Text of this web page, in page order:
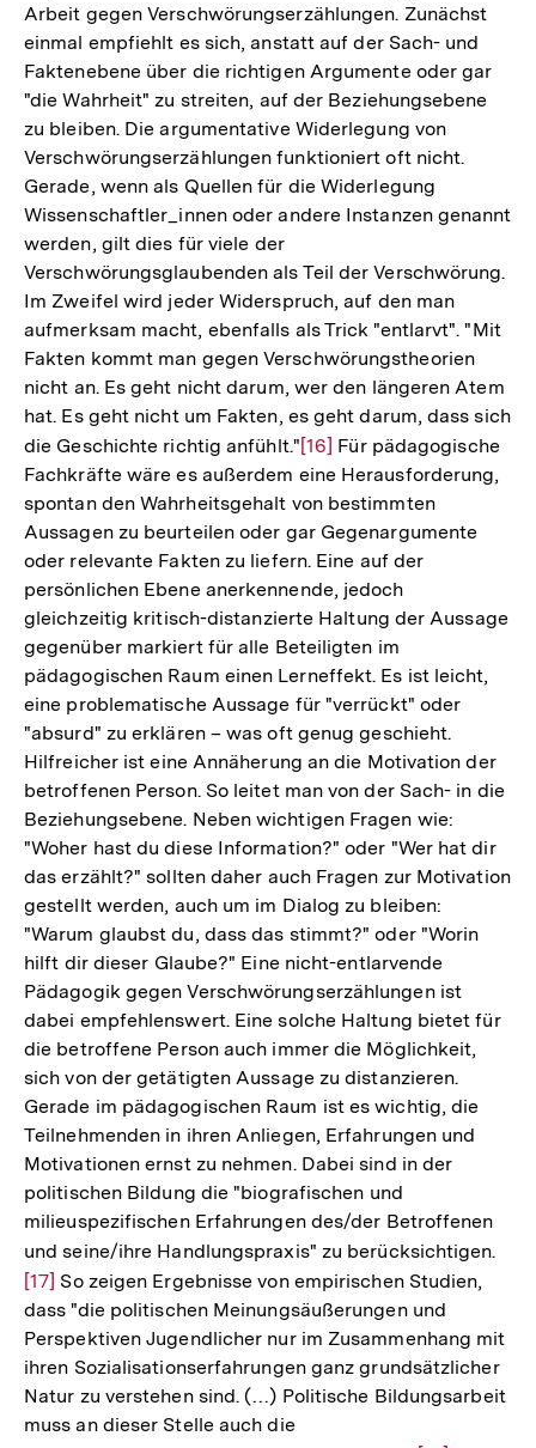
Arbeit gegen Verschwörungserzählungen. Zunächst
einmal empfiehlt es sich, anstatt auf der Sach- und
Faktenebene über die richtigen Argumente oder gar
"die Wahrheit" zu streiten, auf der Beziehungsebene
zu bleiben. Die argumentative Widerlegung von
Verschwörungserzählungen funktioniert oft nicht.
Gerade, wenn als Quellen für die Widerlegung
Wissenschaftler_innen oder andere Instanzen genannt
werden, gilt dies für viele der
Verschwörungsglaubenden als Teil der Verschwörung.
Im Zweifel wird jeder Widerspruch, auf den man
aufmerksam macht, ebenfalls als Trick "entlarvt". "Mit
Fakten kommt man gegen Verschwörungstheorien
nicht an. Es geht nicht darum, wer den längeren Atem
hat. Es geht nicht um Fakten, es geht darum, dass sich
die Geschichte richtig anfühlt."Zur
Auflösung
der
Fußnote
[16] Für pädagogische
Fachkräfte wäre es außerdem eine Herausforderung,
spontan den Wahrheitsgehalt von bestimmten
Aussagen zu beurteilen oder gar Gegenargumente
oder relevante Fakten zu liefern. Eine auf der
persönlichen Ebene anerkennende, jedoch
gleichzeitig kritisch-distanzierte Haltung der Aussage
gegenüber markiert für alle Beteiligten im
pädagogischen Raum einen Lerneffekt. Es ist leicht,
eine problematische Aussage für "verrückt" oder
"absurd" zu erklären – was oft genug geschieht.
Hilfreicher ist eine Annäherung an die Motivation der
betroffenen Person. So leitet man von der Sach- in die
Beziehungsebene. Neben wichtigen Fragen wie:
"Woher hast du diese Information?" oder "Wer hat dir
das erzählt?" sollten daher auch Fragen zur Motivation
gestellt werden, auch um im Dialog zu bleiben:
"Warum glaubst du, dass das stimmt?" oder "Worin
hilft dir dieser Glaube?" Eine nicht-entlarvende
Pädagogik gegen Verschwörungserzählungen ist
dabei empfehlenswert. Eine solche Haltung bietet für
die betroffene Person auch immer die Möglichkeit,
sich von der getätigten Aussage zu distanzieren.
Gerade im pädagogischen Raum ist es wichtig, die
Teilnehmenden in ihren Anliegen, Erfahrungen und
Motivationen ernst zu nehmen. Dabei sind in der
politischen Bildung die "biografischen und
milieuspezifischen Erfahrungen des/der Betroffenen
und seine/ihre Handlungspraxis" zu berücksichtigen.
[17] So zeigen Ergebnisse von empirischen Studien,
dass "die politischen Meinungsäußerungen und
Perspektiven Jugendlicher nur im Zusammenhang mit
ihren Sozialisationserfahrungen ganz grundsätzlicher
Natur zu verstehen sind. (…) Politische Bildungsarbeit
muss an dieser Stelle auch die